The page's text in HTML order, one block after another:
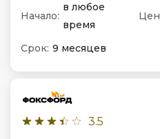
Начало:
в любое
время
Срок: 9 месяцев
3.5